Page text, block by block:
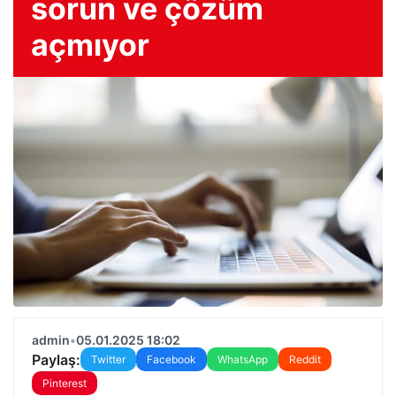
sorun ve çözüm
açmıyor
admin•05.01.2025 18:02
Paylaş: Twitter Facebook WhatsApp
Reddit
Pinterest